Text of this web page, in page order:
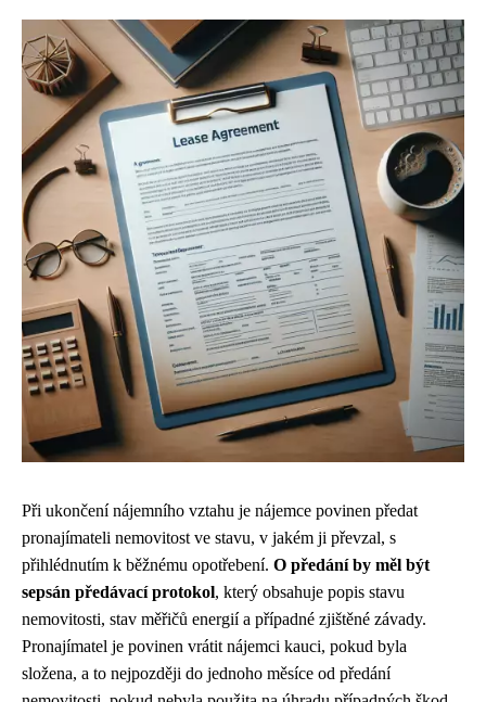
Při ukončení nájemního vztahu je nájemce povinen předat
pronajímateli nemovitost ve stavu, v jakém ji převzal, s
přihlédnutím k běžnému opotřebení. O předání by měl být
sepsán předávací protokol, který obsahuje popis stavu
nemovitosti, stav měřičů energií a případné zjištěné závady.
Pronajímatel je povinen vrátit nájemci kauci, pokud byla
složena, a to nejpozději do jednoho měsíce od předání